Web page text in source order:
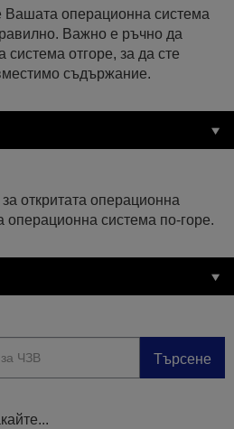
Вашата операционна система
Важно е ръчно да
система отгоре, за да сте
съдържание.
откритата операционна
операционна система по-горе.
Търсене